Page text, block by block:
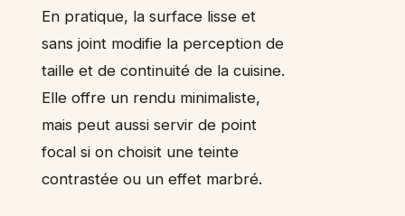
En pratique, la surface lisse et
sans joint modifie la perception de
taille et de continuité de la cuisine.
Elle offre un rendu minimaliste,
mais peut aussi servir de point
focal si on choisit une teinte
contrastée ou un effet marbré.